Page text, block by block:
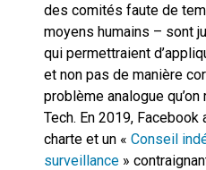
des comités faute de
moyens humains – sont
qui permettraient
et non pas de manière
problème analogue
Tech. En 2019, Facebook
charte et un « Conseil
surveillance »